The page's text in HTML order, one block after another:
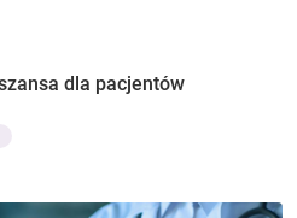
dla pacjentów